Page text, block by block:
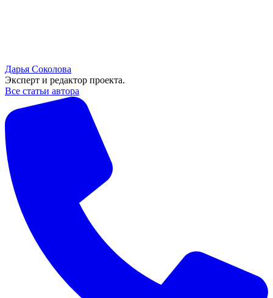
Дарья Соколова
Эксперт и редактор проекта.
Все статьи автора